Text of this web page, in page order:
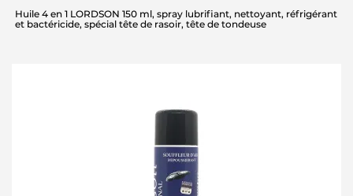
Huile 4 en 1 LORDSON 150 ml, spray lubrifiant, nettoyant, réfrigérant
et bactéricide, spécial tête de rasoir, tête de tondeuse